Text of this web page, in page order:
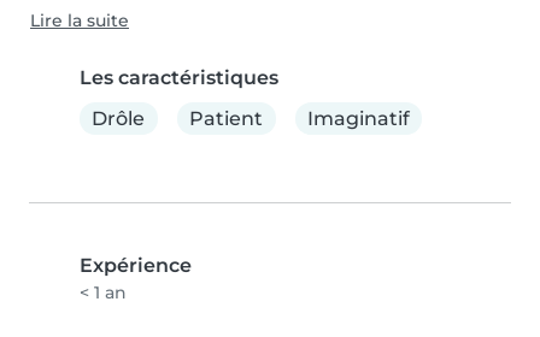
Lire la suite
Les caractéristiques
Drôle
Patient Imaginatif
Expérience
< 1 an